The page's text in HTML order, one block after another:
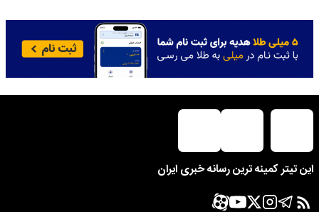
این تیتر کمینه ترین رسانه خبری ایران